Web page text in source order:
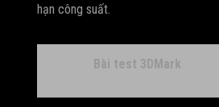
hạn công suất.
Bài test 3DMark